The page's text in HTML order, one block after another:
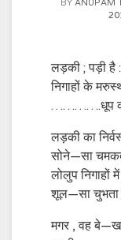
BY ANUPAM
लड़की ; पड़ी है
निगाहों के
………….धूप
लड़की का
सोने—सा
लोलुप निगाहों में
शूल—सा चुभता
मगर , वह